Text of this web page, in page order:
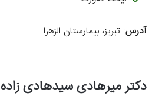
آدرس: تبریز، بیمارستان الزهرا
دکتر میرهادی سیدهادی زاده